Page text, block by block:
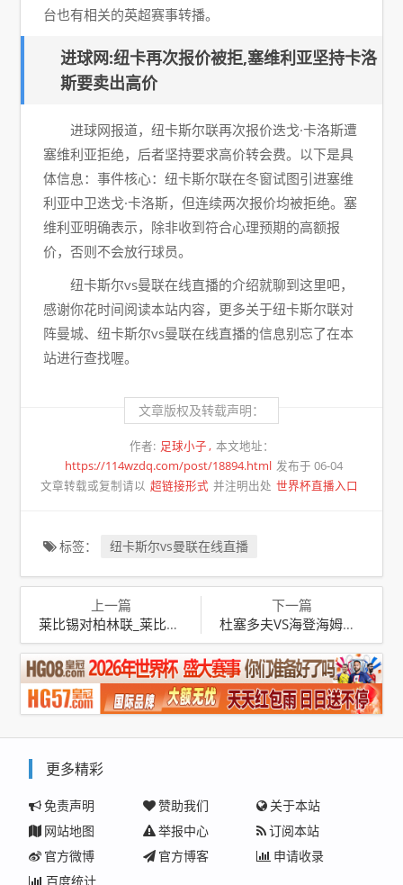
台也有相关的英超赛事转播。
进球网:纽卡再次报价被拒,塞维利亚坚持卡洛
斯要卖出高价
进球网报道，纽卡斯尔联再次报价迭戈·卡洛斯遭
塞维利亚拒绝，后者坚持要求高价转会费。以下是具
体信息：事件核心：纽卡斯尔联在冬窗试图引进塞维
利亚中卫迭戈·卡洛斯，但连续两次报价均被拒绝。塞
维利亚明确表示，除非收到符合心理预期的高额报
价，否则不会放行球员。
纽卡斯尔vs曼联在线直播的介绍就聊到这里吧，
感谢你花时间阅读本站内容，更多关于纽卡斯尔联对
阵曼城、纽卡斯尔vs曼联在线直播的信息别忘了在本
站进行查找喔。
文章版权及转载声明：
作者: 足球小子
本文地址：
https://114wzdq.com/post/18894.html 发布于 06-04
文章转载或复制请以 超链接形式 并注明出处 世界杯直播入口
标签： 纽卡斯尔vs曼联在线直播
上一篇
莱比锡对柏林联_莱比锡对柏林联合比赛结果
下一篇
杜塞多夫VS海登海姆比分预测_杜塞多夫对菲尔特比分预测
更多精彩
免责声明 赞助我们
关于本站
网站地图
举报中心
订阅本站
官方微博
官方博客
申请收录
百度统计